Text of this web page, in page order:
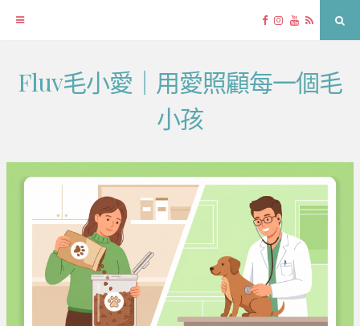
Skip
Facebook
Instagram
YouTube
RSS
Fluv毛小愛｜用愛照顧每一個毛
小孩